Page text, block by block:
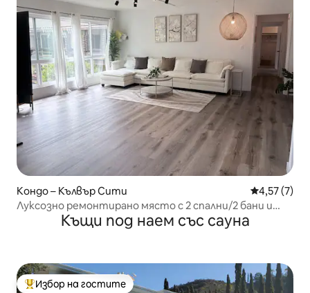
Кондо – Кълвър Сити Средна
4,57 (7)
Луксозно ремонтирано място с 2 спални/2 бани и
Къщи под наем със сауна
Най-популярен избор на гостите
Избор на гостите